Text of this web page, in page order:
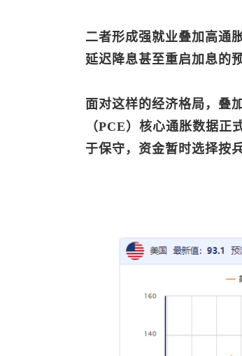
二者形成强就业叠加高通
延迟降息甚至重启加息的预
面对这样的经济格局，叠
（PCE）核心通胀数据
于保守，资金暂时选择按